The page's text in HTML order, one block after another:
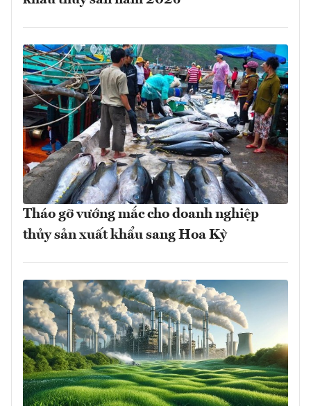
Tháo gỡ vướng mắc cho doanh nghiệp
thủy sản xuất khẩu sang Hoa Kỳ